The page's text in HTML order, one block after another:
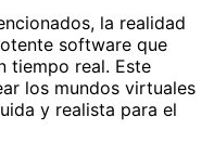
la realidad
software que
tiempo real. Este
los mundos virtuales
y realista para el